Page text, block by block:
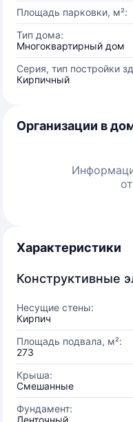
Площадь парковки, м²:
Тип дома:
Многоквартирный дом
Серия, тип постройки
Кирпичный
Организации в
Характеристики
Конструктивные
Несущие стены:
Кирпич
Площадь подвала, м²:
273
Крыша:
Смешанные
Фундамент:
Ленточный